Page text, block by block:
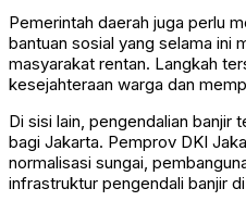
Pemerintah daerah juga perlu
bantuan sosial yang selama ini
masyarakat rentan. Langkah
kesejahteraan warga dan
Di sisi lain, pengendalian banjir
bagi Jakarta. Pemprov DKI
normalisasi sungai,
infrastruktur pengendali banjir